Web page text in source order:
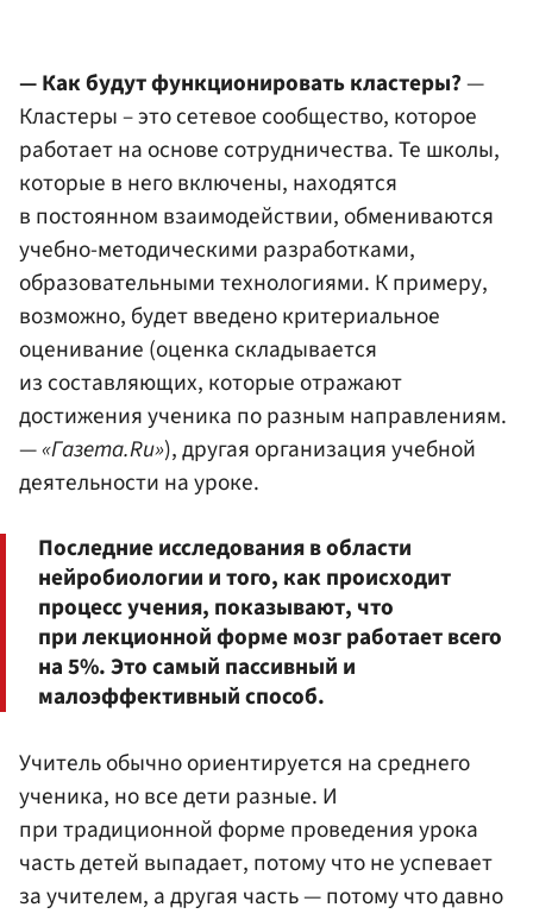
— Как будут функционировать кластеры?—
Кластеры – это сетевое сообщество, которое
работает на основе сотрудничества. Те школы,
которые в него включены, находятся
в постоянном взаимодействии, обмениваются
учебно-методическими разработками,
образовательными технологиями. К примеру,
возможно, будет введено критериальное
оценивание (оценка складывается
из составляющих, которые отражают
достижения ученика по разным направлениям.
—«Газета.Ru»), другая организация учебной
деятельности на уроке.
Последние исследования в области
нейробиологии и того, как происходит
процесс учения, показывают, что
при лекционной форме мозг работает всего
на 5%. Это самый пассивный и
малоэффективный способ.
Учитель обычно ориентируется на среднего
ученика, но все дети разные. И
при традиционной форме проведения урока
часть детей выпадает, потому что не успевает
за учителем, а другая часть — потому что давно